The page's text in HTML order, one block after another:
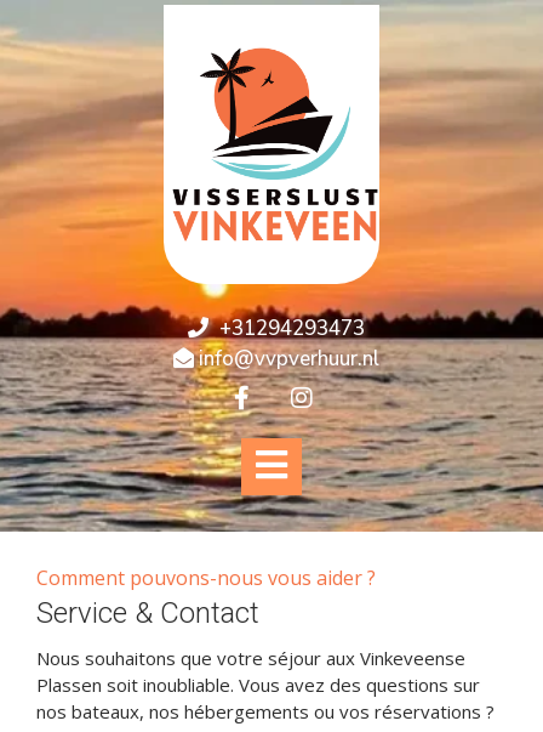
+31294293473
info@vvpverhuur.nl
Comment pouvons-nous vous aider ?
Service & Contact
Nous souhaitons que votre séjour aux Vinkeveense
Plassen soit inoubliable. Vous avez des questions sur
nos bateaux, nos hébergements ou vos réservations ?